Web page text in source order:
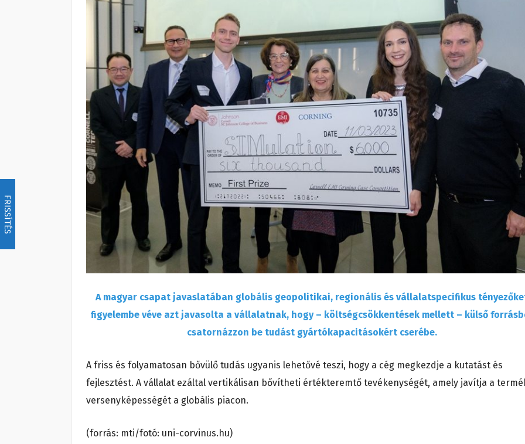
FRISSÍTÉS
A magyar csapat javaslatában globális geopolitikai, regionális és vállalatspecifikus
figyelembe véve azt javasolta a vállalatnak, hogy – költségcsökkentések mellett – külső
csatornázzon be tudást gyártókapacitásokért cserébe.
A friss és folyamatosan bővülő tudás ugyanis lehetővé teszi, hogy a cég megkezdje a kutatást és
fejlesztést. A vállalat ezáltal vertikálisan bővítheti értékteremtő tevékenységét, amely javítja a
versenyképességét a globális piacon.
(forrás: mti/fotó: uni-corvinus.hu)